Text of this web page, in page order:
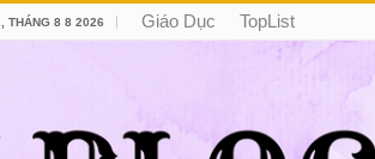
THÁNG 8 8 2026 Giáo Dục TopList